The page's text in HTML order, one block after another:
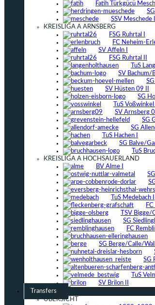
Fatih Türkgücü
SSV Meschede I
KREISLIGA A ARNSBERG
FSG Ruhrtal I
FC Neheim-
SV Affeln I
FSG Ruhrtal II
TuS
SV Bachum/
SV Hüsten 09 II
SG
TuS Voßwinkel I
SV Arnsberg
SG
SG
TuS Hachen I
SG Balve/
TuS
KREISLIGA A HOCHSAUERLAND
BV Alme I
TuS Medebach I
TSV Bigge/
SG
FC
SG Berge/Calle/
SG
TuS
SV Brilon II
Transfers
ÜBERSICHT